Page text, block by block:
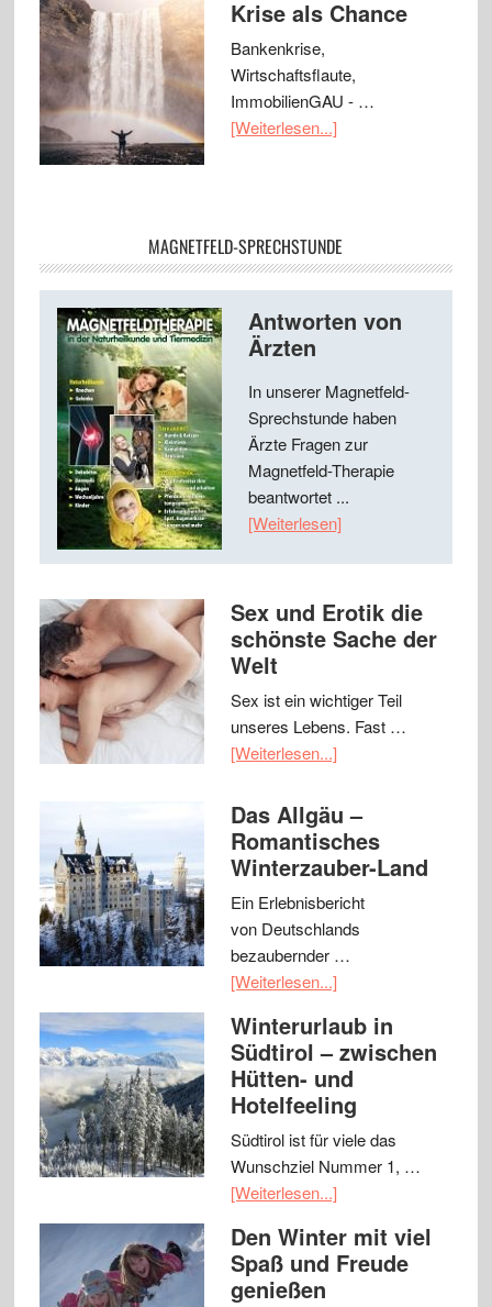
Krise als Chance
Bankenkrise,
Wirtschaftsflaute,
ImmobilienGAU - …
[Weiterlesen...]
MAGNETFELD-SPRECHSTUNDE
Antworten von
Ärzten
In unserer Magnetfeld-
Sprechstunde haben
Ärzte Fragen zur
Magnetfeld-Therapie
beantwortet ...
[Weiterlesen]
Sex und Erotik die
schönste Sache der
Welt
Sex ist ein wichtiger Teil
unseres Lebens. Fast …
[Weiterlesen...]
Das Allgäu –
Romantisches
Winterzauber-Land
Ein Erlebnisbericht
von Deutschlands
bezaubernder …
[Weiterlesen...]
Winterurlaub in
Südtirol – zwischen
Hütten- und
Hotelfeeling
Südtirol ist für viele das
Wunschziel Nummer 1, …
[Weiterlesen...]
Den Winter mit viel
Spaß und Freude
genießen